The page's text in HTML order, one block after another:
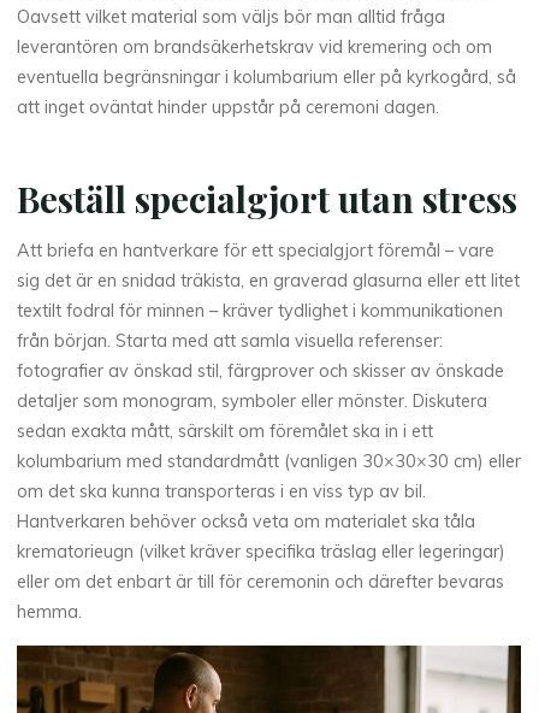
Oavsett vilket material som väljs bör man alltid fråga
leverantören om brandsäkerhetskrav vid kremering och om
eventuella begränsningar i kolumbarium eller på kyrkogård, så
att inget oväntat hinder uppstår på ceremoni dagen.
Beställ specialgjort utan stress
Att briefa en hantverkare för ett specialgjort föremål – vare
sig det är en snidad träkista, en graverad glasurna eller ett litet
textilt fodral för minnen – kräver tydlighet i kommunikationen
från början. Starta med att samla visuella referenser:
fotografier av önskad stil, färgprover och skisser av önskade
detaljer som monogram, symboler eller mönster. Diskutera
sedan exakta mått, särskilt om föremålet ska in i ett
kolumbarium med standardmått (vanligen 30×30×30 cm) eller
om det ska kunna transporteras i en viss typ av bil.
Hantverkaren behöver också veta om materialet ska tåla
krematorieugn (vilket kräver specifika träslag eller legeringar)
eller om det enbart är till för ceremonin och därefter bevaras
hemma.